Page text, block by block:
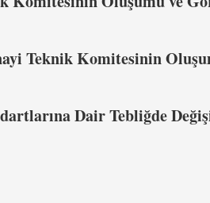
Teknik Komitesinin
Dair Tebliğde